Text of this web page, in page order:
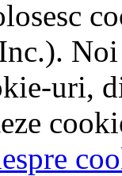
uri,